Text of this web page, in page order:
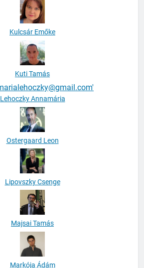
Kulcsár Emőke
Kuti Tamás
Lehoczky Annamária
Ostergaard Leon
Lipovszky Csenge
Majsai Tamás
Markója Ádám